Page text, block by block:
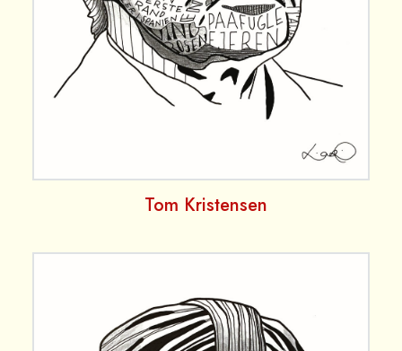
Tom Kristensen